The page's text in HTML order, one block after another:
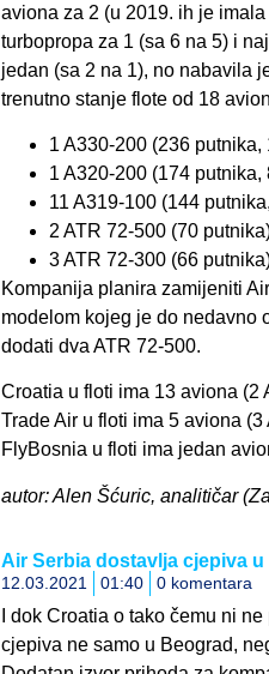
aviona za 2 (u 2019. ih je
turbopropa za 1 (sa 6 na 5) i
jedan (sa 2 na 1), no nabavila
trenutno stanje flote od 18
1 A330-200 (236
1 A320-200 (174 putnika,
11 A319-100 (144
2 ATR 72-500 (70
3 ATR 72-300 (66
Kompanija planira zamijeniti
modelom kojeg je do nedavno
dodati dva ATR 72-500.
Croatia u floti ima 13 aviona (2
Trade Air u floti ima 5 aviona
FlyBosnia u floti ima jedan
autor: Alen Šćuric, analitičar
Air Serbia dostavlja cjepiva
12.03.2021 01:40 0 komentara
I dok Croatia o tako čemu ni
cjepiva ne samo u Beograd,